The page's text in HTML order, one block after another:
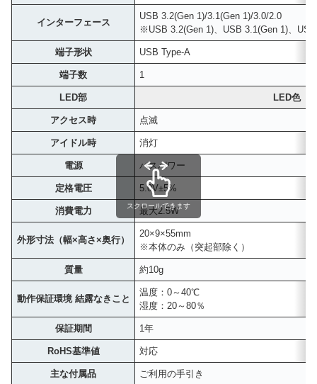
インターフェース
USB 3.2(Gen 1)/3.1(Gen 1)/3.0/2.0
※USB 3.2(Gen 1)、USB 3.1(Gen 1)、
端子形状 USB Type-A
端子数 1
LED部 LED色
アクセス時 点滅
アイドル時 消灯
電源 バスパワー
定格電圧 5.0V±5%
消費電力 最大2.5W
外形寸法（幅×高さ×奥行）
20×9×55mm
※本体のみ（突起部除く）
質量 約10g
動作保証環境 結露なきこと
温度：0～40℃
湿度：20～80％
保証期間 1年
RoHS基準値 対応
主な付属品 ご利用の手引き
スクロールできます